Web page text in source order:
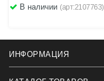
В наличии (арт:2107763)
ИНФОРМАЦИЯ